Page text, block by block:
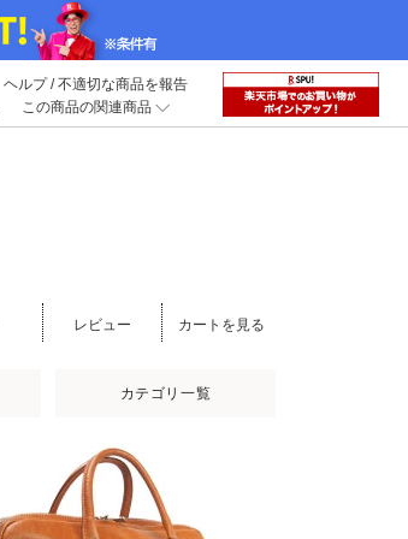
ヘルプ/不適切な商品を報告
この商品の関連商品